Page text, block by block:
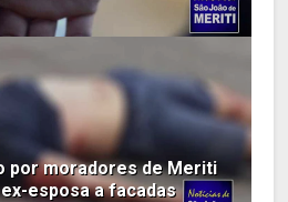
por moradores de Meriti
esposa a facadas